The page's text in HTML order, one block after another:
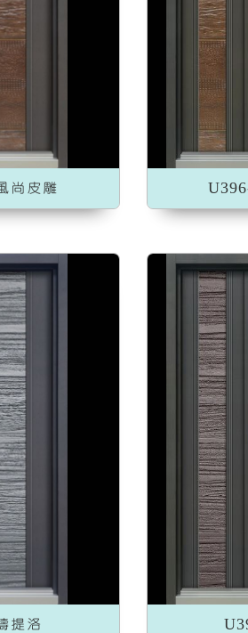
尚皮雕
提洛
入收藏
入收藏